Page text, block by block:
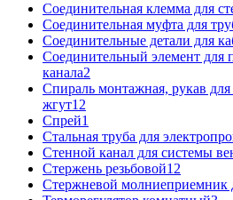
Соединительная клемма для
Соединительная муфта для
Соединительные детали для
Соединительный элемент для
канала2
Спираль монтажная, рукав
жгут12
Спрей1
Стальная труба для
Стенной канал для системы
Стержень резьбовой12
Стержневой молниеприемник